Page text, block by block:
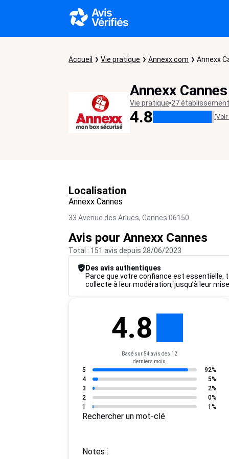
Accueil Vie pratique Annexx.com Annexx
Annexx Cannes
Vie pratique 27
4.8 (Voir
Localisation
Annexx Cannes
33 Avenue des Arlucs, Cannes 06150
Avis pour Annexx Cannes
Total : 151 avis depuis 28/06/2023
Des avis authentiques
Parce que votre confiance est essentielle,
collecte à leur modération, jusqu’à leur
4.8
Basé sur 54 avis des 12
derniers mois
5
92%
4
5%
3
2%
2
0%
1
1%
Rechercher un mot-clé
Notes :